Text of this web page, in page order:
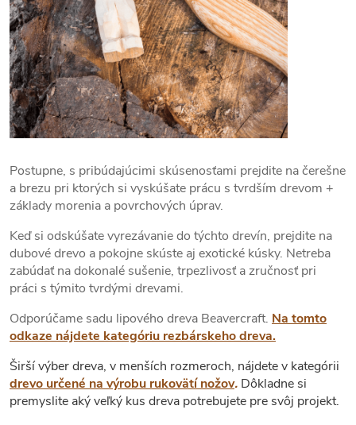
Postupne, s pribúdajúcimi skúsenosťami prejdite na čerešne
a brezu pri ktorých si vyskúšate prácu s tvrdším drevom +
základy morenia a povrchových úprav.
Keď si odskúšate vyrezávanie do týchto drevín, prejdite na
dubové drevo a pokojne skúste aj exotické kúsky. Netreba
zabúdať na dokonalé sušenie, trpezlivosť a zručnosť pri
práci s týmito tvrdými drevami.
Odporúčame sadu lipového dreva Beavercraft. Na tomto
odkaze nájdete kategóriu rezbárskeho dreva.
Širší výber dreva, v menších rozmeroch, nájdete v kategórii
drevo určené na výrobu rukovätí nožov. Dôkladne si
premyslite aký veľký kus dreva potrebujete pre svôj projekt.